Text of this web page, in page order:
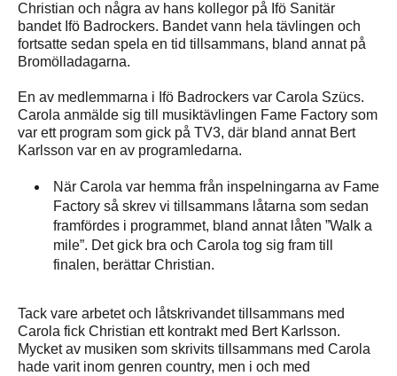
Christian och några av hans kollegor på Ifö Sanitär
bandet Ifö Badrockers. Bandet vann hela tävlingen och
fortsatte sedan spela en tid tillsammans, bland annat på
Bromölladagarna.
En av medlemmarna i Ifö Badrockers var Carola Szücs.
Carola anmälde sig till musiktävlingen Fame Factory som
var ett program som gick på TV3, där bland annat Bert
Karlsson var en av programledarna.
När Carola var hemma från inspelningarna av Fame
Factory så skrev vi tillsammans låtarna som sedan
framfördes i programmet, bland annat låten ”Walk a
mile”. Det gick bra och Carola tog sig fram till
finalen, berättar Christian.
Tack vare arbetet och låtskrivandet tillsammans med
Carola fick Christian ett kontrakt med Bert Karlsson.
Mycket av musiken som skrivits tillsammans med Carola
hade varit inom genren country, men i och med